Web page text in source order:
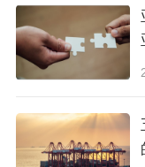
动比对数据逻辑
解释补充”的老办
记为高风险企业
料、平台KYC核
在这里给各位跨
手排查，完全来